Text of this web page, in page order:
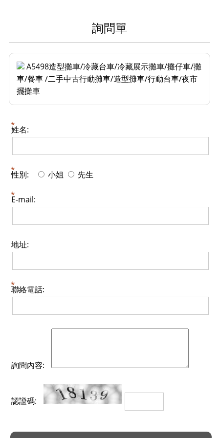
詢問單
A5498造型攤車/冷藏台車/冷藏展示攤車/攤仔車/攤
車/餐車 /二手中古行動攤車/造型攤車/行動台車/夜市
擺攤車
姓名:
性別: 小姐 先生
E-mail:
地址:
聯絡電話:
詢問內容:
認證碼: